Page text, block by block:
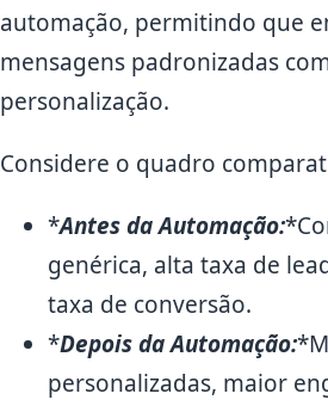
automação, permitindo que
mensagens padronizadas
personalização.
Considere o quadro
*Antes da Automação:
genérica, alta taxa de
taxa de conversão.
*Depois da Automação:
personalizadas, maior